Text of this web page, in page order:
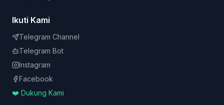
Ikuti Kami
Telegram Channel
Telegram Bot
Instagram
Facebook
❤️ Dukung Kami